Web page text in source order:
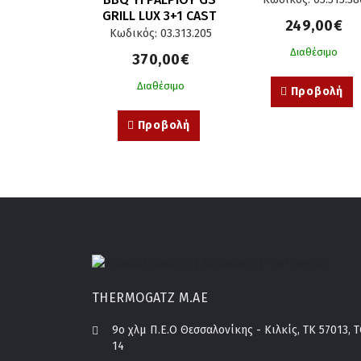
GRILL LUX 3+1 CAST
IRON - 11,5kW
Κωδικός: 03.313.205
370,00€
Διαθέσιμο
Προβολή
249,00€
Διαθέσιμο
Προβολή
THERMOGATZ Μ.ΑΕ
9o χλμ Π.Ε.Ο Θεσσαλονίκης - Κιλκίς, ΤΚ 57013,
14